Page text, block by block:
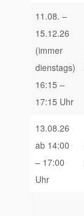
11.08. –
15.12.26
(immer
dienstags)
16:15 –
17:15 Uhr
13.08.26
ab 14:00
– 17:00
Uhr